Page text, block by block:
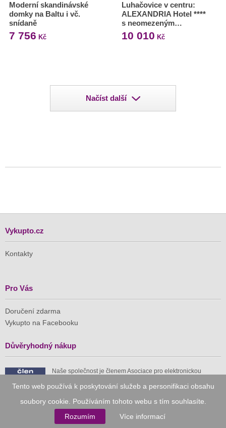
Tento web používá k poskytování služeb a personifikaci obsahu
soubory cookie. Používáním tohoto webu s tím souhlasíte.
Rozumím
Více informací
Moderní skandinávské
domky na Baltu i vč.
snídaně
7 756 Kč
Luhačovice v centru:
ALEXANDRIA Hotel ****
s neomezeným…
10 010 Kč
Načíst další
Vykupto.cz
Kontakty
Pro Vás
Doručení zdarma
Vykupto na Facebooku
Důvěryhodný nákup
Naše společnost je členem Asociace pro elektronickou